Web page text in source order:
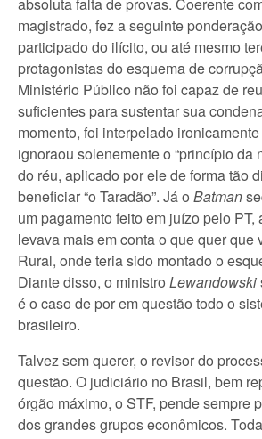
magistrado, fez a seguinte
participado do ilícito, ou até mesmo
protagonistas do esquema de
Ministério Público não foi capaz de
suficientes para sustentar sua
momento, foi interpelado
ignoraou solenemente o “princípio da
do réu, aplicado por ele de forma tão
beneficiar “o Taradão”. Já o Batman
um pagamento feito em juízo pelo PT,
levava mais em conta o que quer que
Rural, onde teria sido montado o
Diante disso, o ministro Lewandowski
é o caso de por em questão todo o
brasileiro.
Talvez sem querer, o revisor do
questão. O judiciário no Brasil, bem
órgão máximo, o STF, pende sempre
dos grandes grupos econômicos.